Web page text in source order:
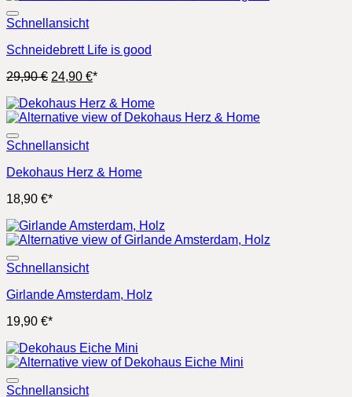
Schnellansicht
Schneidebrett Life is good
29,90€ Ursprünglicher
war:
29,90 €
24,90 €Aktueller
ist:
24,90 €.
*
Schnellansicht
Dekohaus Herz & Home
18,90 €*
Schnellansicht
Girlande Amsterdam, Holz
19,90 €*
Schnellansicht